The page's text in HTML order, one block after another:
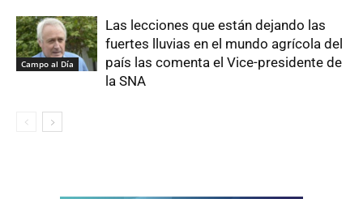
Campo al Día
Las lecciones que están dejando las
fuertes lluvias en el mundo agrícola del
país las comenta el Vice-presidente de
la SNA